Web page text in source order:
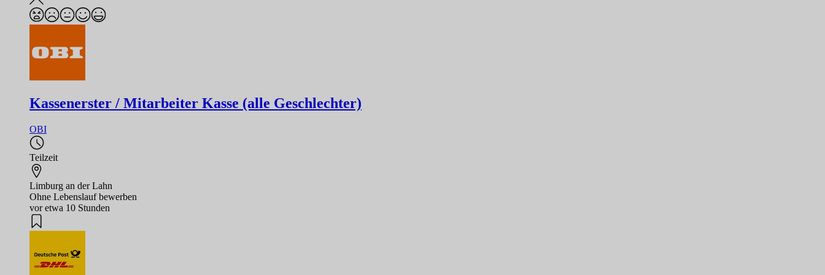
Kassenerster / Mitarbeiter Kasse (alle Geschlechter)
OBI
Teilzeit
Limburg an der Lahn
Ohne Lebenslauf bewerben
vor etwa 10 Stunden